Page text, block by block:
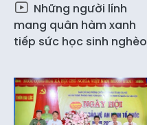
Những người lính
mang quân hàm xanh
tiếp sức học sinh nghèo